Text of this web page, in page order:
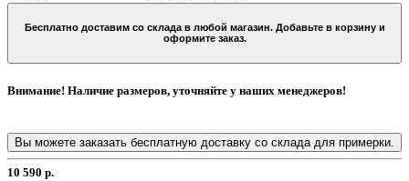
Бесплатно доставим со склада в любой магазин. Добавьте в корзину и
оформите заказ.
Внимание! Наличие размеров, уточняйте у наших менеджеров!
Вы можете заказать бесплатную доставку со склада для примерки.
10 590 р.